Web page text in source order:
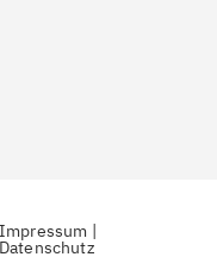
Impressum |
Datenschutz